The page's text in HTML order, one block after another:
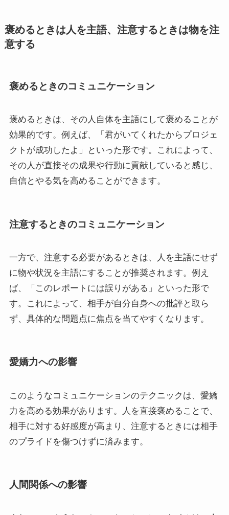
褒めるときは人を主語、注意するときは物を注
意する
褒めるときのコミュニケーション
褒めるときは、その人自体を主語にして褒めることが
効果的です。例えば、「君がいてくれたからプロジェ
クトが成功したよ」といった形です。これによって、
その人が直接その成果や行動に貢献していると感じ、
自信とやる気を高めることができます。
注意するときのコミュニケーション
一方で、注意する必要があるときは、人を主語にせず
に物や状況を主語にすることが推奨されます。例え
ば、「このレポートには誤りがある」といった形で
す。これによって、相手が自分自身への批評と取ら
ず、具体的な問題点に焦点を当てやすくなります。
愛嬌力への影響
このようなコミュニケーションのテクニックは、愛嬌
力を高める効果があります。人を直接褒めることで、
相手に対する好感度が高まり、注意するときには相手
のプライドを傷つけずに済みます。
人間関係への影響